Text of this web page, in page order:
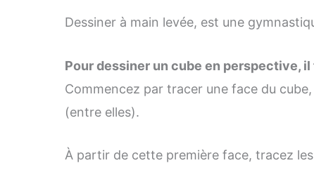
Dessiner à main levée, est une
Pour dessiner un cube en perspective,
Commencez par tracer une face du
(entre elles).
À partir de cette première face, tracez